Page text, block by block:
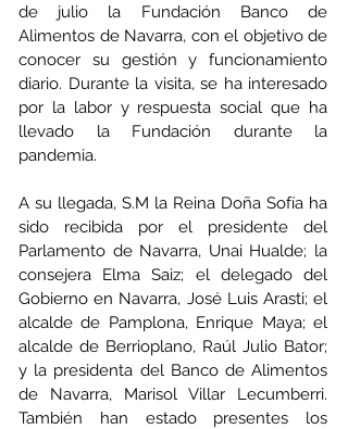
de julio la Fundación Banco de
Alimentos de Navarra, con el objetivo de
conocer su gestión y funcionamiento
diario. Durante la visita, se ha interesado
por la labor y respuesta social que ha
llevado la Fundación durante la
pandemia.
A su llegada, S.M la Reina Doña Sofía ha
sido recibida por el presidente del
Parlamento de Navarra, Unai Hualde; la
consejera Elma Saiz; el delegado del
Gobierno en Navarra, José Luis Arasti; el
alcalde de Pamplona, Enrique Maya; el
alcalde de Berrioplano, Raúl Julio Bator;
y la presidenta del Banco de Alimentos
de Navarra, Marisol Villar Lecumberri.
También han estado presentes los